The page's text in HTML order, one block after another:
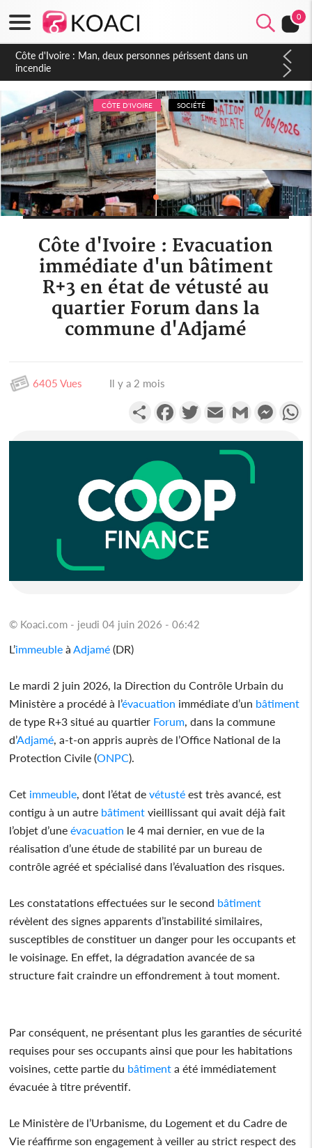
0
Côte d'Ivoire : Séileu, la célébration de la fête nationale
transformée en vaste campagne contre les produits
dépigmentants dangereux
CÔTE D'IVOIRE SOCIÉTÉ
Côte d'Ivoire : Evacuation
immédiate d'un bâtiment
R+3 en état de vétusté au
quartier Forum dans la
commune d'Adjamé
6405 Vues Il y a 2 mois
PartagerFacebookTwitterEmail Gmail
© Koaci.com - jeudi 04 juin 2026 - 06:42
L’immeuble à Adjamé (DR)
Le mardi 2 juin 2026, la Direction du Contrôle Urbain du
Ministère a procédé à l’évacuation immédiate d’un bâtiment
de type R+3 situé au quartier Forum , dans la commune
d’Adjamé , a-t-on appris auprès de l’Office National de la
Protection Civile (ONPC).
Cet immeuble , dont l’état devétusté est très avancé, est
contigu à un autre bâtiment vieillissant qui avait déjà fait
l’objet d’uneévacuation le 4 mai dernier, en vue de la
réalisation d’une étude de stabilité par un bureau de
contrôle agréé et spécialisé dans l’évaluation des risques.
Les constatations effectuées sur le second bâtiment
révèlent des signes apparents d’instabilité similaires,
susceptibles de constituer un danger pour les occupants et
le voisinage. En effet, la dégradation avancée de sa
structure fait craindre un effondrement à tout moment.
Par conséquent, ne présentant plus les garanties de sécurité
requises pour ses occupants ainsi que pour les habitations
voisines, cette partie du bâtiment a été immédiatement
évacuée à titre préventif.
Le Ministère de l’Urbanisme, du Logement et du Cadre de
Vie réaffirme son engagement à veiller au strict respect des